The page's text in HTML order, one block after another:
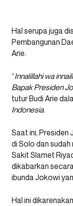
Hal serupa juga
Pembangunan
Arie.
“Innalillahi wa
Bapak Presiden
tutur Budi Arie
Indonesia.
Saat ini, Presiden
di Solo dan sudah
Sakit Slamet
dikabarkan
ibunda Jokowi
Hal ini